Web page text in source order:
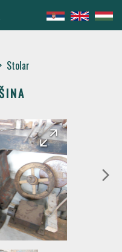
Stolar
arrow_back
arrow_forward
arrow_forward_ios